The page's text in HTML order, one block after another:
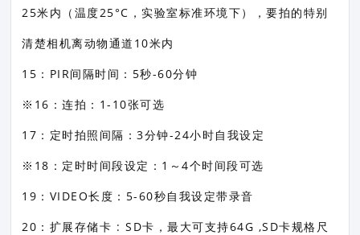
25米内（温度25°C，实验室标准环境下），要拍的特别
清楚相机离动物通道10米内
15：PIR间隔时间：5秒-60分钟
※16：连拍：1-10张可选
17：定时拍照间隔：3分钟-24小时自我设定
※18：定时时间段设定：1～4个时间段可选
19：VIDEO长度：5-60秒自我设定带录音
20：扩展存储卡 : SD卡，最大可支持64G ,SD卡规格尺